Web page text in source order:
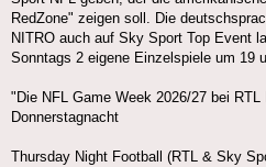
RedZone" zeigen soll. Die
NITRO auch auf Sky Sport Top Event
Sonntags 2 eigene Einzelspiele um 19
"Die NFL Game Week 2026/27 bei
Donnerstagnacht
Thursday Night Football (RTL & Sky